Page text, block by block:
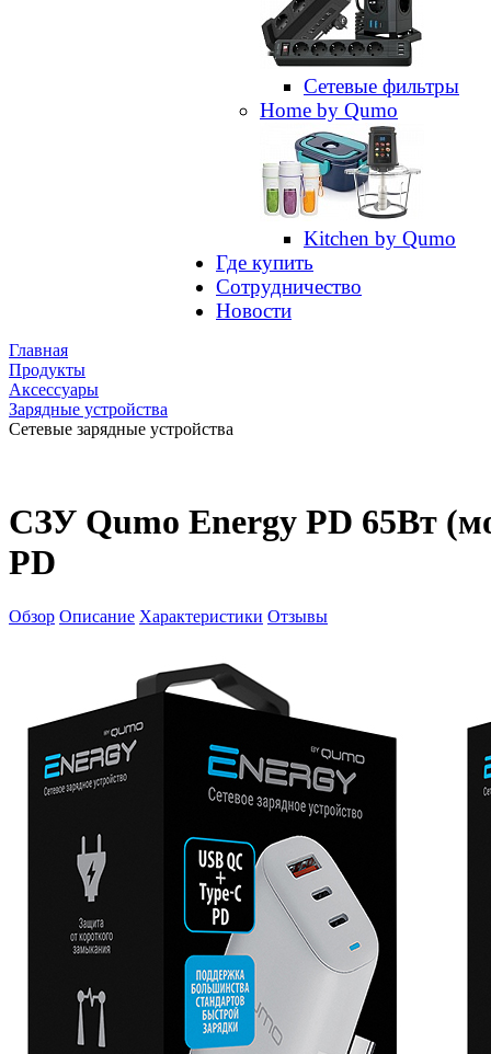
Сетевые фильтры
Home by Qumo
Kitchen by Qumo
Где купить
Сотрудничество
Новости
Главная
Продукты
Аксессуары
Зарядные устройства
Сетевые зарядные устройства
СЗУ Qumo Energy PD 65Вт
PD
Обзор Описание Характеристики Отзывы